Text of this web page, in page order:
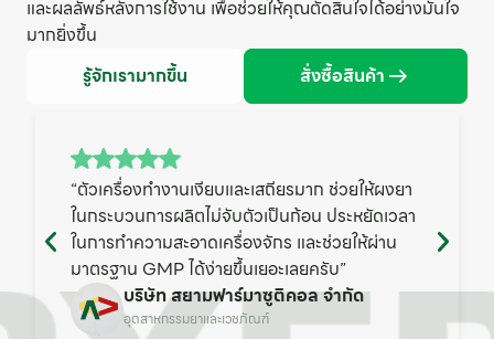
และผลลัพธ์หลังการใช้งาน เพื่อช่วยให้คุณตัดสินใจได้อย่างมั่นใจ
มากยิ่งขึ้น
รู้จักเรามากขึ้น
สั่งซื้อสินค้า
“ตัวเครื่องทำงานเงียบและเสถียรมาก ช่วยให้ผงยา
ในกระบวนการผลิตไม่จับตัวเป็นก้อน ประหยัดเวลา
ในการทำความสะอาดเครื่องจักร และช่วยให้ผ่าน
มาตรฐาน GMP ได้ง่ายขึ้นเยอะเลยครับ”
บริษัท สยามฟาร์มาซูติคอล จำกัด
อุตสาหกรรมยาและเวชภัณฑ์